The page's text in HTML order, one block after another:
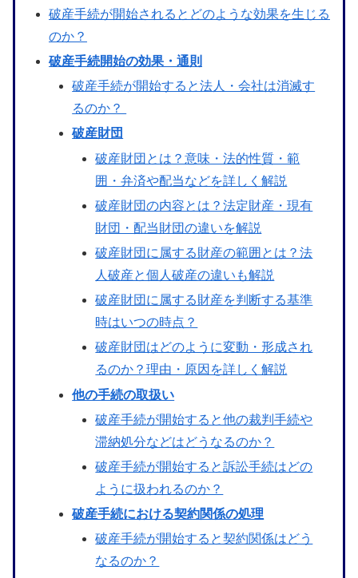
破産手続が開始されるとどのような効果を生じる
のか？
破産手続開始の効果・通則
破産手続が開始すると法人・会社は消滅す
るのか？
破産財団
破産財団とは？意味・法的性質・範
囲・弁済や配当などを詳しく解説
破産財団の内容とは？法定財産・現有
財団・配当財団の違いを解説
破産財団に属する財産の範囲とは？法
人破産と個人破産の違いも解説
破産財団に属する財産を判断する基準
時はいつの時点？
破産財団はどのように変動・形成され
るのか？理由・原因を詳しく解説
他の手続の取扱い
破産手続が開始すると他の裁判手続や
滞納処分などはどうなるのか？
破産手続が開始すると訴訟手続はどの
ように扱われるのか？
破産手続における契約関係の処理
破産手続が開始すると契約関係はどう
なるのか？